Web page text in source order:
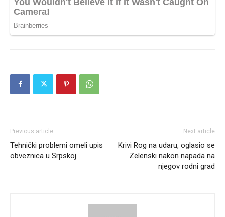
Previous article
Tehnički problemi omeli upis
obveznica u Srpskoj
Next article
Krivi Rog na udaru, oglasio se
Zelenski nakon napada na
njegov rodni grad